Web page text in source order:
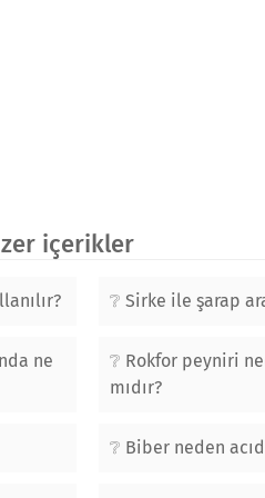
içerikler
Sirke ile şarap
ne
Rokfor peyniri
mıdır?
Biber neden